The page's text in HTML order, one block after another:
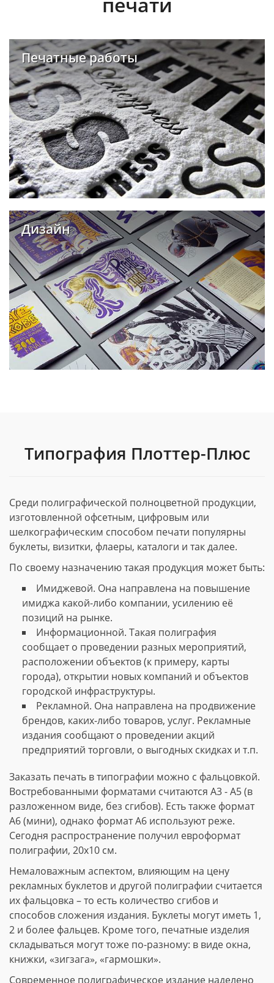
Печатные работы
Дизайн
Типография Плоттер-Плюс
Среди полиграфической полноцветной продукции,
изготовленной офсетным, цифровым или
шелкографическим способом печати популярны
буклеты, визитки, флаеры, каталоги и так далее.
По своему назначению такая продукция может быть:
Имиджевой. Она направлена на повышение
имиджа какой-либо компании, усилению её
позиций на рынке.
Информационной. Такая полиграфия
сообщает о проведении разных мероприятий,
расположении объектов (к примеру, карты
города), открытии новых компаний и объектов
городской инфраструктуры.
Рекламной. Она направлена на продвижение
брендов, каких-либо товаров, услуг. Рекламные
издания сообщают о проведении акций
предприятий торговли, о выгодных скидках и т.п.
Заказать печать в типографии можно с фальцовкой.
Востребованными форматами считаются А3 - А5 (в
разложенном виде, без сгибов). Есть также формат
А6 (мини), однако формат А6 используют реже.
Сегодня распространение получил евроформат
полиграфии, 20х10 см.
Немаловажным аспектом, влияющим на цену
рекламных буклетов и другой полиграфии считается
их фальцовка – то есть количество сгибов и
способов сложения издания. Буклеты могут иметь 1,
2 и более фальцев. Кроме того, печатные изделия
складываться могут тоже по-разному: в виде окна,
книжки, «зигзага», «гармошки».
Современное полиграфическое издание наделено